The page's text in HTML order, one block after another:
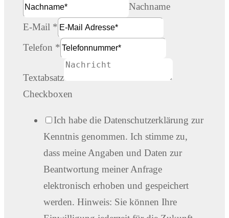
Nachname
E-Mail *
Telefon *
Textabsatz
Checkboxen
Ich habe die Datenschutzerklärung zur
Kenntnis genommen. Ich stimme zu,
dass meine Angaben und Daten zur
Beantwortung meiner Anfrage
elektronisch erhoben und gespeichert
werden. Hinweis: Sie können Ihre